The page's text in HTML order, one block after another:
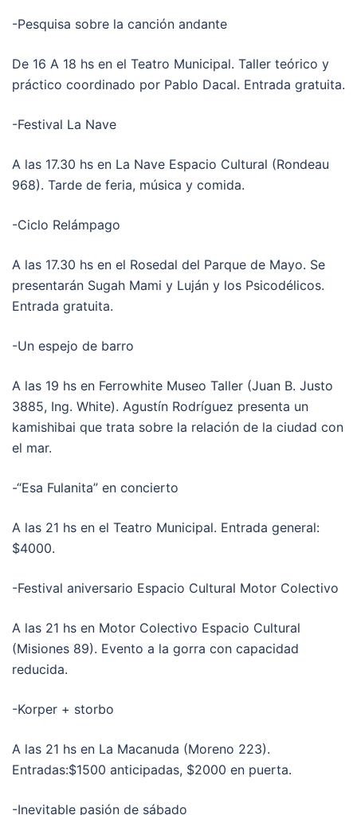
-Pesquisa sobre la canción andante
De 16 A 18 hs en el Teatro Municipal. Taller teórico y
práctico coordinado por Pablo Dacal. Entrada gratuita.
-Festival La Nave
A las 17.30 hs en La Nave Espacio Cultural (Rondeau
968). Tarde de feria, música y comida.
-Ciclo Relámpago
A las 17.30 hs en el Rosedal del Parque de Mayo. Se
presentarán Sugah Mami y Luján y los Psicodélicos.
Entrada gratuita.
-Un espejo de barro
A las 19 hs en Ferrowhite Museo Taller (Juan B. Justo
3885, Ing. White). Agustín Rodríguez presenta un
kamishibai que trata sobre la relación de la ciudad con
el mar.
-“Esa Fulanita” en concierto
A las 21 hs en el Teatro Municipal. Entrada general:
$4000.
-Festival aniversario Espacio Cultural Motor Colectivo
A las 21 hs en Motor Colectivo Espacio Cultural
(Misiones 89). Evento a la gorra con capacidad
reducida.
-Korper + storbo
A las 21 hs en La Macanuda (Moreno 223).
Entradas:$1500 anticipadas, $2000 en puerta.
-Inevitable pasión de sábado